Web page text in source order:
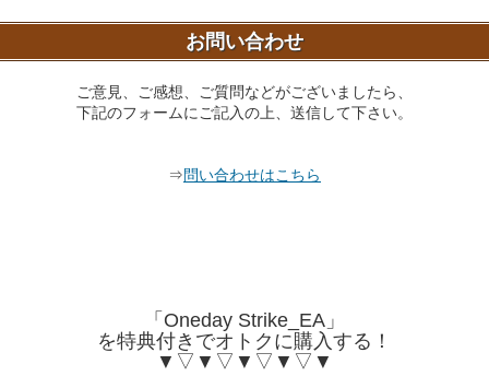
お問い合わせ
ご意見、ご感想、ご質問などがございましたら、
下記のフォームにご記入の上、送信して下さい。
⇒問い合わせはこちら
「Oneday Strike_EA」
を特典付きでオトクに購入する！
▼▽▼▽▼▽▼▽▼